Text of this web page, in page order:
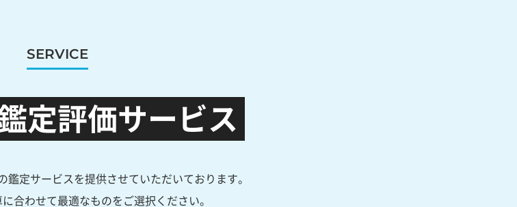
SERVICE
定評価サービス
鑑定サービスを提供させていただいております。
合わせて最適なものをご選択ください。